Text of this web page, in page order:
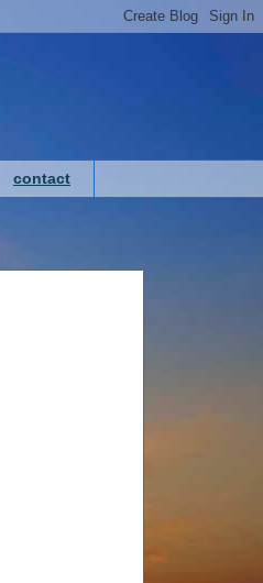
contact